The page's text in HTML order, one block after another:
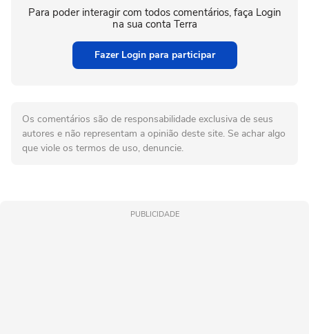
Para poder interagir com todos comentários, faça Login
na sua conta Terra
Fazer Login para participar
Os comentários são de responsabilidade exclusiva de seus
autores e não representam a opinião deste site. Se achar algo
que viole os termos de uso, denuncie.
PUBLICIDADE